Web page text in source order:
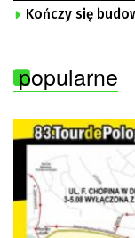
Kończy się
popularne